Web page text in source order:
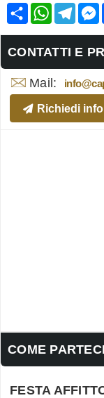
Condividi
CONTATTI E
Mail:
Richiedi info
COME
FESTA